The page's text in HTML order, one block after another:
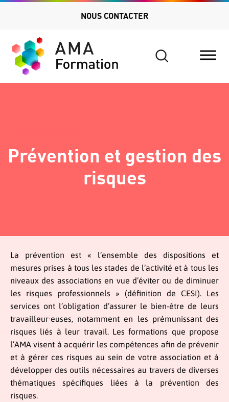
NOUS CONTACTER
Search
Prévention et gestion des
risques
La prévention est « l’ensemble des dispositions et
mesures prises à tous les stades de l’activité et à tous les
niveaux des associations en vue d’éviter ou de diminuer
les risques professionnels » (définition de CESI). Les
services ont l’obligation d’assurer le bien-être de leurs
travailleur·euses, notamment en les prémunissant des
risques liés à leur travail. Les formations que propose
l’AMA visent à acquérir les compétences afin de prévenir
et à gérer ces risques au sein de votre association et à
développer des outils nécessaires au travers de diverses
thématiques spécifiques liées à la prévention des
risques.